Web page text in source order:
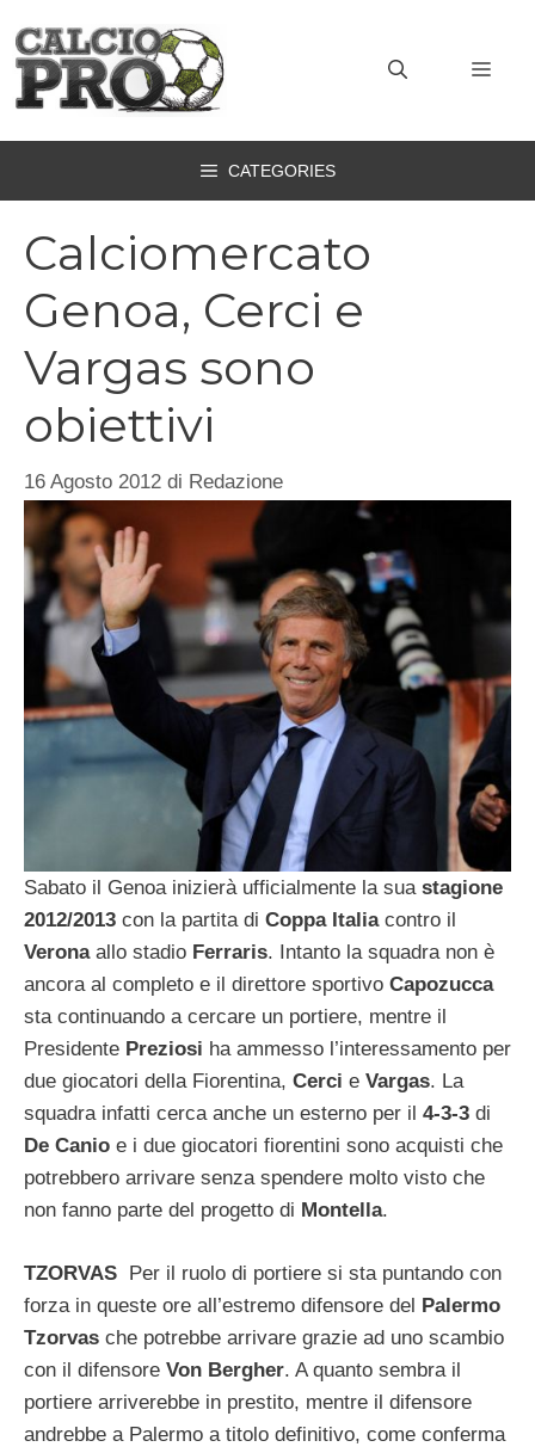
contenuto
CATEGORIES
Calciomercato
Genoa, Cerci e
Vargas sono
obiettivi
16 Agosto 2012 di Redazione
Sabato il Genoa inizierà ufficialmente la sua stagione
2012/2013 con la partita di Coppa Italiacontro il
Veronaallo stadio Ferraris. Intanto la squadra non è
ancora al completo e il direttore sportivo Capozucca
sta continuando a cercare un portiere, mentre il
Presidente Preziosi ha ammesso l’interessamento per
due giocatori della Fiorentina, Cerci e Vargas. La
squadra infatti cerca anche un esterno per il 4-3-3 di
De Canio e i due giocatori fiorentini sono acquisti che
potrebbero arrivare senza spendere molto visto che
non fanno parte del progetto di Montella.
TZORVAS Per il ruolo di portiere si sta puntando con
forza in queste ore all’estremo difensore del Palermo
Tzorvas che potrebbe arrivare grazie ad uno scambio
con il difensore Von Bergher. A quanto sembra il
portiere arriverebbe in prestito, mentre il difensore
andrebbe a Palermo a titolo definitivo, come conferma